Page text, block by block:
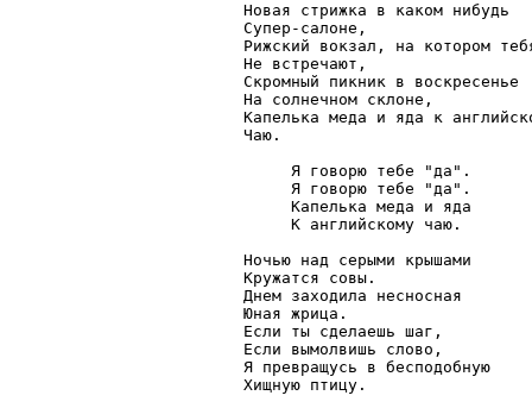
Новая стрижка в каком нибудь
Супер-салоне,
Рижский вокзал, на котором
Не встречают,
Скромный пикник в воскресенье
На солнечном склоне,
Капелька меда и яда к
Чаю.
     Я говорю тебе "да".
     Я говорю тебе "да".
     Капелька меда и яда
     К английскому чаю.
Ночью над серыми крышами
Кружатся совы.
Днем заходила несносная
Юная жрица.
Если ты сделаешь шаг,
Если вымолвишь слово,
Я превращусь в бесподобную
Хищную птицу.